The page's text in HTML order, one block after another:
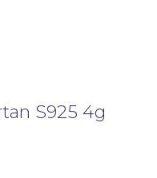
S925 4g